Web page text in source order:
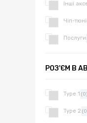
Інші
Чіп-
Послуги
РОЗ'ЄМ В
Type 1 (0)
Type 2